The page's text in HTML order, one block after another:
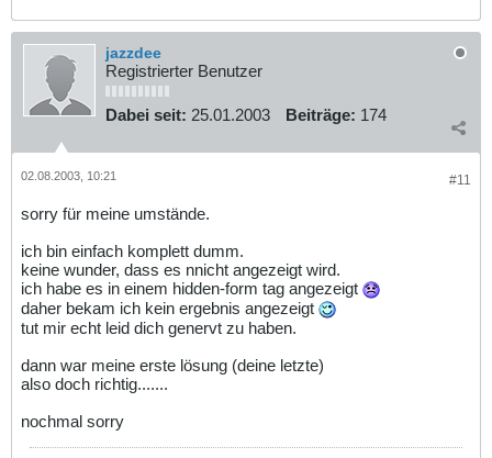
jazzdee
Registrierter Benutzer
Dabei seit: 25.01.2003 Beiträge: 174
#11
02.08.2003, 10:21
sorry für meine umstände.
ich bin einfach komplett dumm.
keine wunder, dass es nnicht angezeigt wird.
ich habe es in einem hidden-form tag angezeigt
daher bekam ich kein ergebnis angezeigt
tut mir echt leid dich genervt zu haben.
dann war meine erste lösung (deine letzte)
also doch richtig.......
nochmal sorry